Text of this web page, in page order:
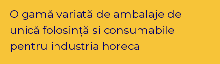
O gamă variată de ambalaje de
unică folosință si consumabile
pentru industria horeca